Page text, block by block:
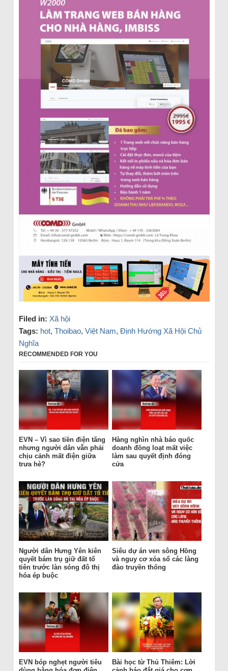
Filed in: Xã hội
Tags: hot, Thoibao, Việt Nam, Định Hướng Xã Hội Chủ
Nghĩa
RECOMMENDED FOR YOU
EVN – Vì sao tiền điện tăng
nhưng người dân vẫn phải
chịu cảnh mất điện giữa
trưa hè?
Hàng nghìn nhà báo quốc
doanh đồng loạt mất việc
làm sau quyết định đóng
cửa
Người dân Hưng Yên kiên
quyết bám trụ giữ đất tổ
tiên trước làn sóng đô thị
hóa ép buộc
Siêu dự án ven sông Hồng
và nguy cơ xóa sổ các làng
đào truyền thống
EVN bóp nghẹt người tiêu
Bài học từ Thủ Thiêm: Lời